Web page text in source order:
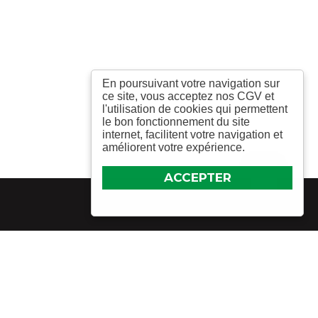
ACCEPTER
En poursuivant votre navigation sur
ce site, vous acceptez nos CGV et
l'utilisation de cookies qui permettent
le bon fonctionnement du site
internet, facilitent votre navigation et
améliorent votre expérience.